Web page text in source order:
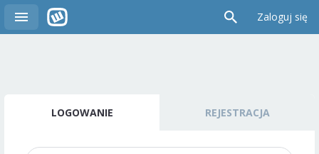
Zaloguj się
LOGOWANIE REJESTRACJA